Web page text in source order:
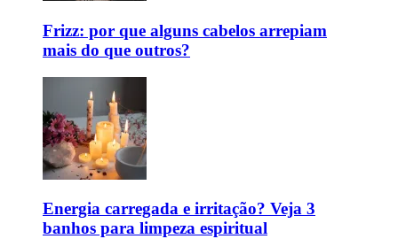
Frizz: por que alguns cabelos arrepiam
mais do que outros?
Energia carregada e irritação? Veja 3
banhos para limpeza espiritual